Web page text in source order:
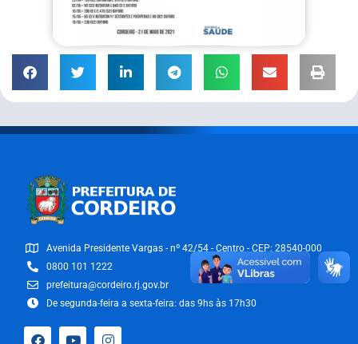
Avenida Presidente Vargas - nº 42/54 - Centro - CEP: 28540-000
0800 101 1222
prefeitura@cordeiro.rj.gov.br
De segunda-feira a sexta-feira: das 9hs às 17h30